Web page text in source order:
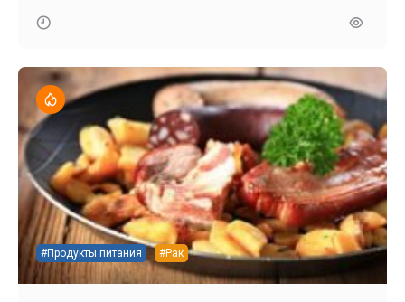
#Продукты питания #Рак